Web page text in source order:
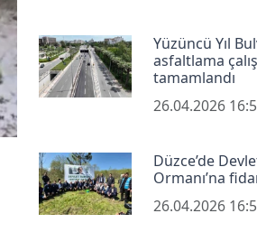
Yüzüncü Yıl
asfaltlama
tamamlandı
26.04.2026
Düzce’de
Ormanı’na
26.04.2026